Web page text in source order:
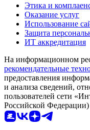
Этика и
Оказание услуг
Использование
Защита
ИТ аккредитация
На информационном
рекомендательные
предоставления
и анализа сведений,
пользователей сети
Российской Федерации)